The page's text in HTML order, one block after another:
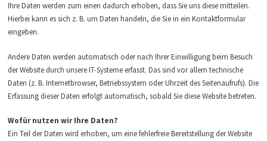
Ihre Daten werden zum einen dadurch erhoben, dass Sie uns diese mitteilen.
Hierbei kann es sich z. B. um Daten handeln, die Sie in ein Kontaktformular
eingeben.
Andere Daten werden automatisch oder nach Ihrer Einwilligung beim Besuch
der Website durch unsere IT-Systeme erfasst. Das sind vor allem technische
Daten (z. B. Internetbrowser, Betriebssystem oder Uhrzeit des Seitenaufrufs). Die
Erfassung dieser Daten erfolgt automatisch, sobald Sie diese Website betreten.
Wofür nutzen wir Ihre Daten?
Ein Teil der Daten wird erhoben, um eine fehlerfreie Bereitstellung der Website